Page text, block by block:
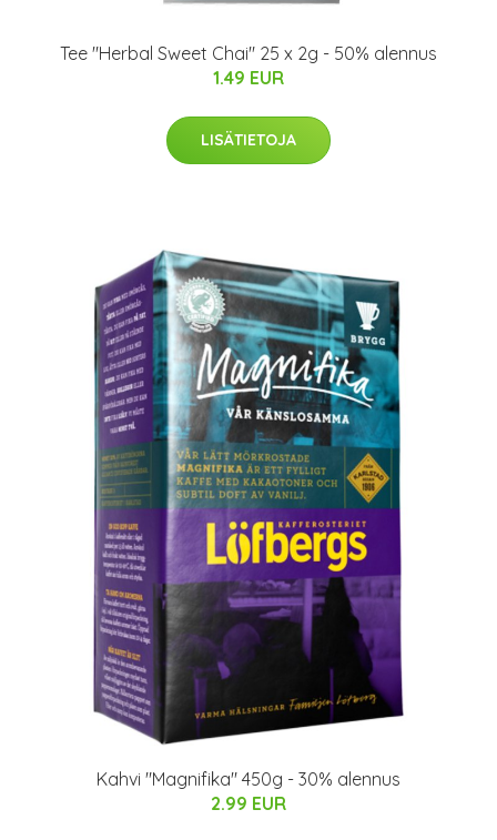
Tee "Herbal Sweet Chai" 25 x 2g - 50% alennus
1.49 EUR
LISÄTIETOJA
Kahvi "Magnifika" 450g - 30% alennus
2.99 EUR